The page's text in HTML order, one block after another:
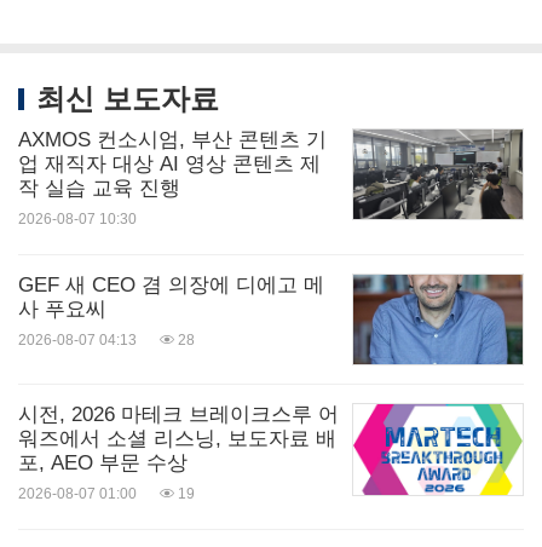
최신 보도자료
AXMOS 컨소시엄, 부산 콘텐츠 기
업 재직자 대상 AI 영상 콘텐츠 제
작 실습 교육 진행
2026-08-07 10:30
GEF 새 CEO 겸 의장에 디에고 메
사 푸요씨
2026-08-07 04:13 28
시전, 2026 마테크 브레이크스루 어
워즈에서 소셜 리스닝, 보도자료 배
포, AEO 부문 수상
2026-08-07 01:00 19